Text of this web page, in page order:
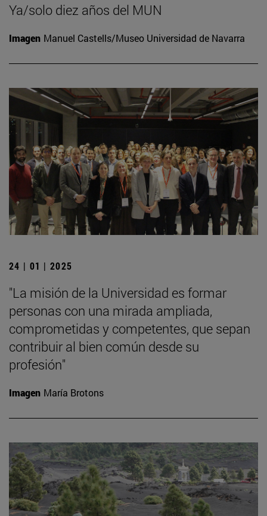
Ya/solo diez años del MUN
Imagen Manuel Castells/Museo Universidad de Navarra
24 | 01 | 2025
"La misión de la Universidad es formar
personas con una mirada ampliada,
comprometidas y competentes, que sepan
contribuir al bien común desde su
profesión"
Imagen María Brotons